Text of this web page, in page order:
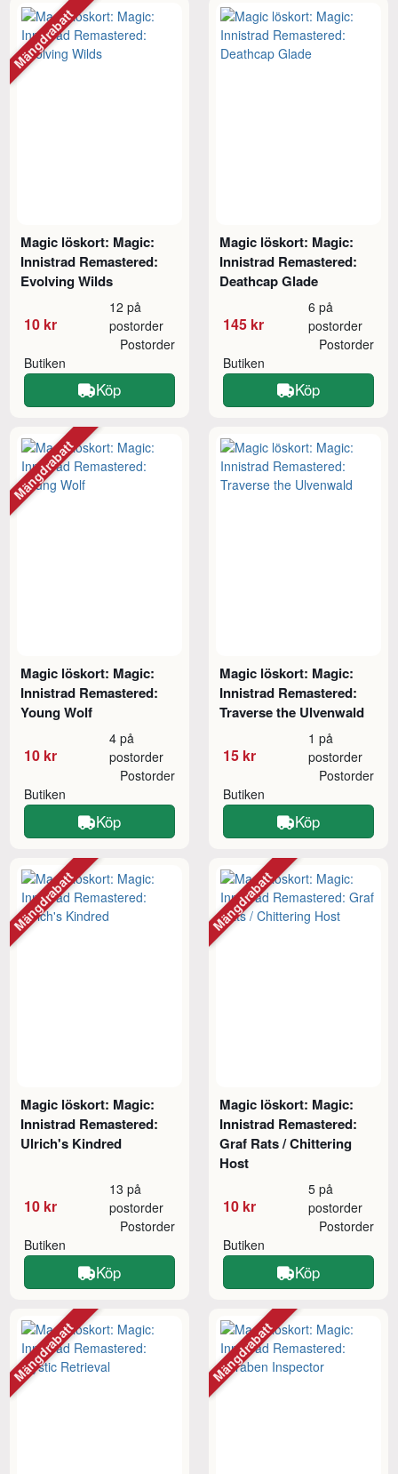
Magic löskort: Magic:
Innistrad Remastered:
Evolving Wilds
10 kr
12 på
postorder
Butiken
Postorder
Köp
Mängdrabatt
Magic löskort: Magic:
Innistrad Remastered:
Deathcap Glade
145 kr
6 på
postorder
Butiken
Postorder
Köp
Magic löskort: Magic:
Innistrad Remastered:
Young Wolf
10 kr
4 på
postorder
Butiken
Postorder
Köp
Mängdrabatt
Magic löskort: Magic:
Innistrad Remastered:
Traverse the Ulvenwald
15 kr
1 på
postorder
Butiken
Postorder
Köp
Magic löskort: Magic:
Innistrad Remastered:
Ulrich's Kindred
10 kr
13 på
postorder
Butiken
Postorder
Köp
Mängdrabatt
Magic löskort: Magic:
Innistrad Remastered:
Graf Rats / Chittering
Host
10 kr
5 på
postorder
Butiken
Postorder
Köp
Mängdrabatt
Mängdrabatt Mängdrabatt